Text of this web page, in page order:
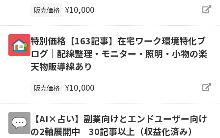
販売価格 ¥10,000
特別価格【163記事】在宅ワーク環境特化ブ
ログ｜配線整理・モニター・照明・小物の楽
天物販導線あり
販売価格 ¥10,000
【AI×占い】副業向けとエンドユーザー向け
の2軸展開中 30記事以上（収益化済み）